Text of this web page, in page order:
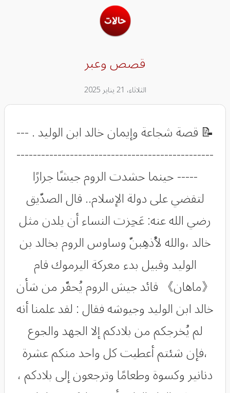
قصص وعبر
الثلاثاء، 21 يناير 2025
​​​​​​​​​​​​​​📝 قصة شجاعة وإيمان خالد ابن الوليد . ---
------------------------------------------------
----- ﺣﻴﻨﻤﺎ ﺣﺸﺪﺕ ﺍﻟﺮﻭﻡ ﺟﻴﺸًﺎ ﺟﺮﺍﺭًﺍ
ﻟﺘﻘﻀﻲ ﻋﻠﻰ ﺩﻭﻟﺔ ﺍﻹﺳﻼﻡ.. ﻗﺎﻝ ﺍﻟﺼﺪّﻳﻖ
ﺭﺿﻲ ﺍﻟﻠﻪ ﻋﻨﻪ: ﻋَﺠِﺰﺕ ﺍﻟﻨﺴﺎﺀ ﺃﻥ ﻳﻠﺪﻥ ﻣﺜﻞ
ﺧﺎﻟﺪ ،ﻭﺍﻟﻠﻪ ﻷُﺫﻫِﺒﻦّ ﻭﺳﺎﻭﺱ ﺍﻟﺮﻭﻡ ﺑﺨﺎﻟﺪ ﺑﻦ
ﺍﻟﻮﻟﻴﺪ وﻗﺒﻴﻞ ﺑﺪﺀ ﻣﻌﺮﻛﺔ ﺍﻟﻴﺮﻣﻮﻙ ﻗﺎﻡ
《ﻣﺎﻫﺎﻥ》 ﻗﺎﺋﺪ ﺟﻴﺶ ﺍﻟﺮﻭﻡ ﻳُﺤﻘّﺮ ﻣﻦ ﺷﺄﻥ
ﺧﺎﻟﺪ ابن الوليد ﻭﺟﻴﻮﺷﻪ ﻓﻘﺎﻝ : ﻟﻘﺪ ﻋﻠﻤﻨﺎ ﺃﻧﻪ
ﻟﻢ ﻳُﺨﺮﺟﻜﻢ ﻣﻦ ﺑﻼﺩﻛﻢ ﺇﻻ ﺍﻟﺠﻬﺪ ﻭﺍﻟﺠﻮﻉ
،ﻓﺈﻥ ﺷﺌﺘﻢ ﺃﻋﻄﻴﺖ ﻛﻞ ﻭﺍﺣﺪ ﻣﻨﻜﻢ ﻋﺸﺮﺓ
ﺩﻧﺎﻧﻴﺮ ﻭﻛﺴﻮﺓ ﻭﻃﻌﺎﻣًﺎ ﻭﺗﺮﺟﻌﻮﻥ ﺇﻟﻰ ﺑﻼﺩﻛﻢ ،